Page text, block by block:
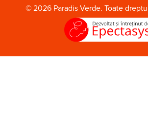
© 2026 Paradis Verde. Toate